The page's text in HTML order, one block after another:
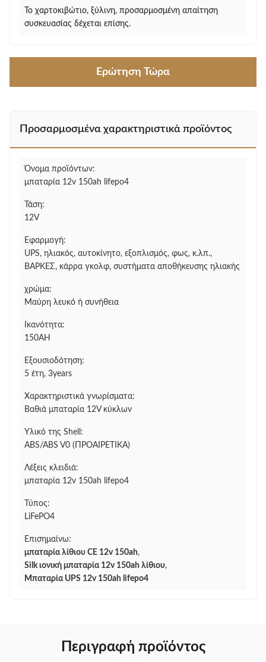
Το χαρτοκιβώτιο, ξύλινη, προσαρμοσμένη απαίτηση
συσκευασίας δέχεται επίσης.
Ερώτηση Τώρα
Προσαρμοσμένα χαρακτηριστικά προϊόντος
Όνομα προϊόντων:
μπαταρία 12v 150ah lifepo4
Τάση:
12V
Εφαρμογή:
UPS, ηλιακός, αυτοκίνητο, εξοπλισμός, φως, κ.λπ.,
ΒΆΡΚΕΣ, κάρρα γκολφ, συστήματα αποθήκευσης ηλιακής
χρώμα:
Μαύρη λευκό ή συνήθεια
Ικανότητα:
150AH
Εξουσιοδότηση:
5 έτη, 3years
Χαρακτηριστικά γνωρίσματα:
Βαθιά μπαταρία 12V κύκλων
Υλικό της Shell:
ABS/ABS V0 (ΠΡΟΑΙΡΕΤΙΚΆ)
Λέξεις κλειδιά:
μπαταρία 12v 150ah lifepo4
Τύπος:
LiFePO4
Επισημαίνω:
μπαταρία λίθιου CE 12v 150ah,
Silk ιονική μπαταρία 12v 150ah λίθιου,
Μπαταρία UPS 12v 150ah lifepo4
Περιγραφή προϊόντος